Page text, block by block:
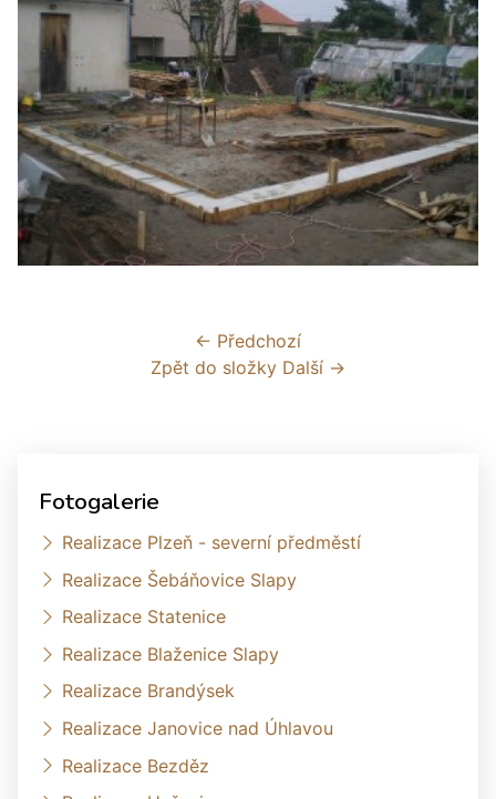
← Předchozí
Zpět do složky Další →
Fotogalerie
Realizace Plzeň - severní předměstí
Realizace Šebáňovice Slapy
Realizace Statenice
Realizace Blaženice Slapy
Realizace Brandýsek
Realizace Janovice nad Úhlavou
Realizace Bezděz